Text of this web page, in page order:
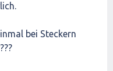
bei Steckern